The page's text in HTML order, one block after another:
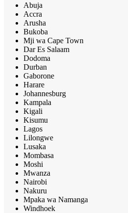
Abuja
Accra
Arusha
Bukoba
Mji wa Cape Town
Dar Es Salaam
Dodoma
Durban
Gaborone
Harare
Johannesburg
Kampala
Kigali
Kisumu
Lagos
Lilongwe
Lusaka
Mombasa
Moshi
Mwanza
Nairobi
Nakuru
Mpaka wa Namanga
Windhoek